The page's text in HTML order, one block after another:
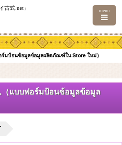
古式.net」 menu
มป้อนข้อมูลข้อมูลผลิตภัณฑ์ใน Store ใหม่）